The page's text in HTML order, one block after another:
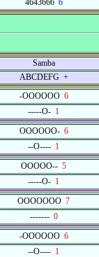
46436666
Samba
ABCDEFG +
-OOOOOO6
-----O- 1
OOOOOO-6
--O---- 1
OOOOO-- 5
-----O- 1
OOOOOOO 7
-------0
-OOOOOO6
--O---- 1